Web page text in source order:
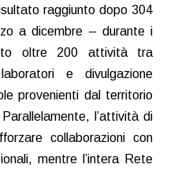
raggiunto dopo 304
a dicembre – durante i
oltre 200 attività tra
e divulgazione
provenienti dal territorio
l’attività di
collaborazioni con
mentre l’intera Rete